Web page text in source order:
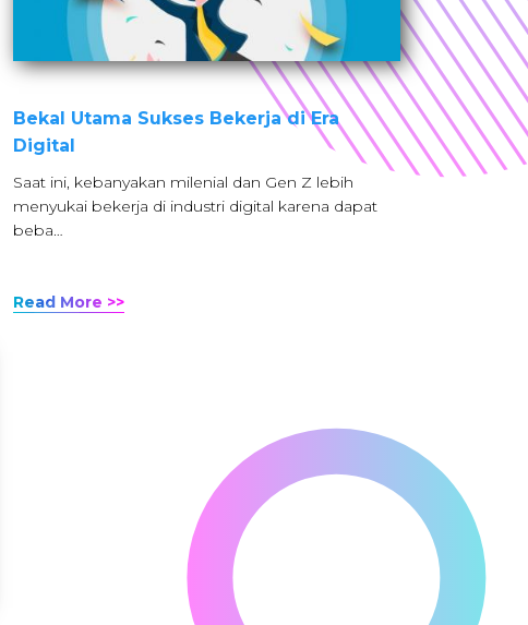
Bekal Utama Sukses Bekerja di Era
Digital
Saat ini, kebanyakan milenial dan Gen Z lebih
menyukai bekerja di industri digital karena dapat
beba…
Read More >>